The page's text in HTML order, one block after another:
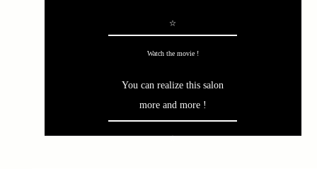
☆
Watch the movie !
You can realize this salon
more and more !
☆